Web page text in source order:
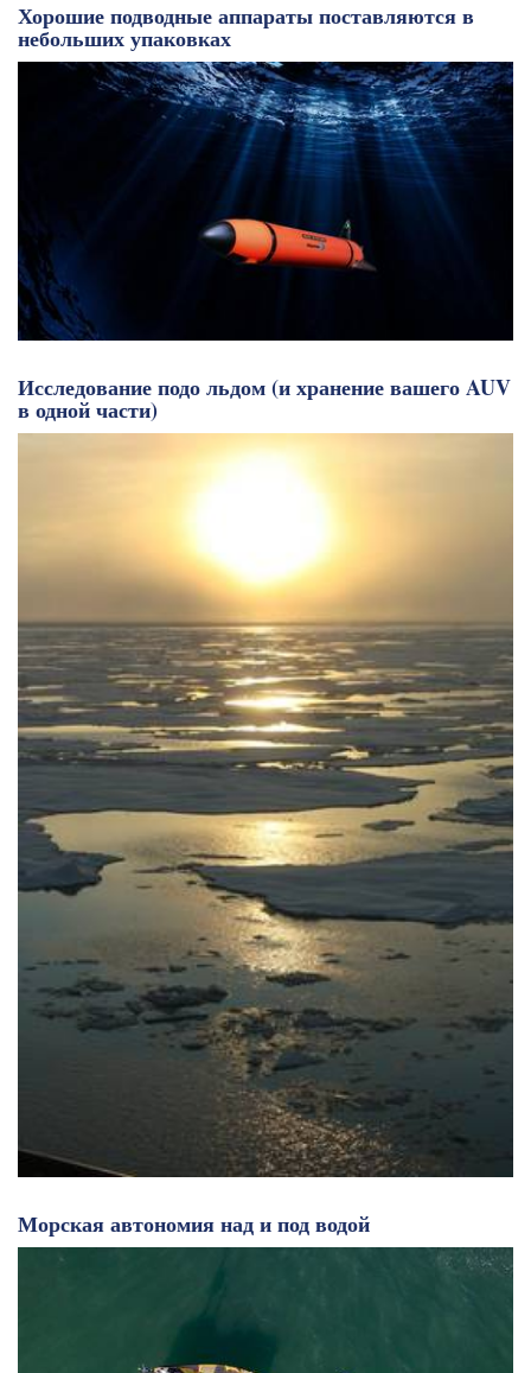
Хорошие подводные аппараты поставляются в
небольших упаковках
Исследование подо льдом (и хранение вашего AUV
в одной части)
Морская автономия над и под водой